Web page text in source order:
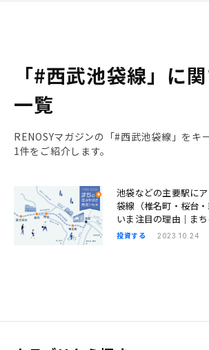
「#西武池袋線」に
一覧
RENOSYマガジンの「#西武池袋線」をキ
1件をご紹介します。
池袋などの主要駅に
袋線（椎名町・桜台
いま注目の理由｜ま
投資する 2023.10.24